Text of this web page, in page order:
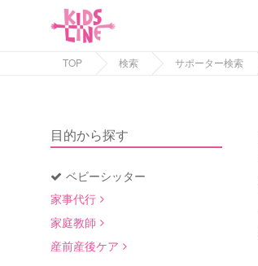
TOP 検索 サポーター検索
目的から探す
ベビーシッター
家事代行
家庭教師
産前産後ケア